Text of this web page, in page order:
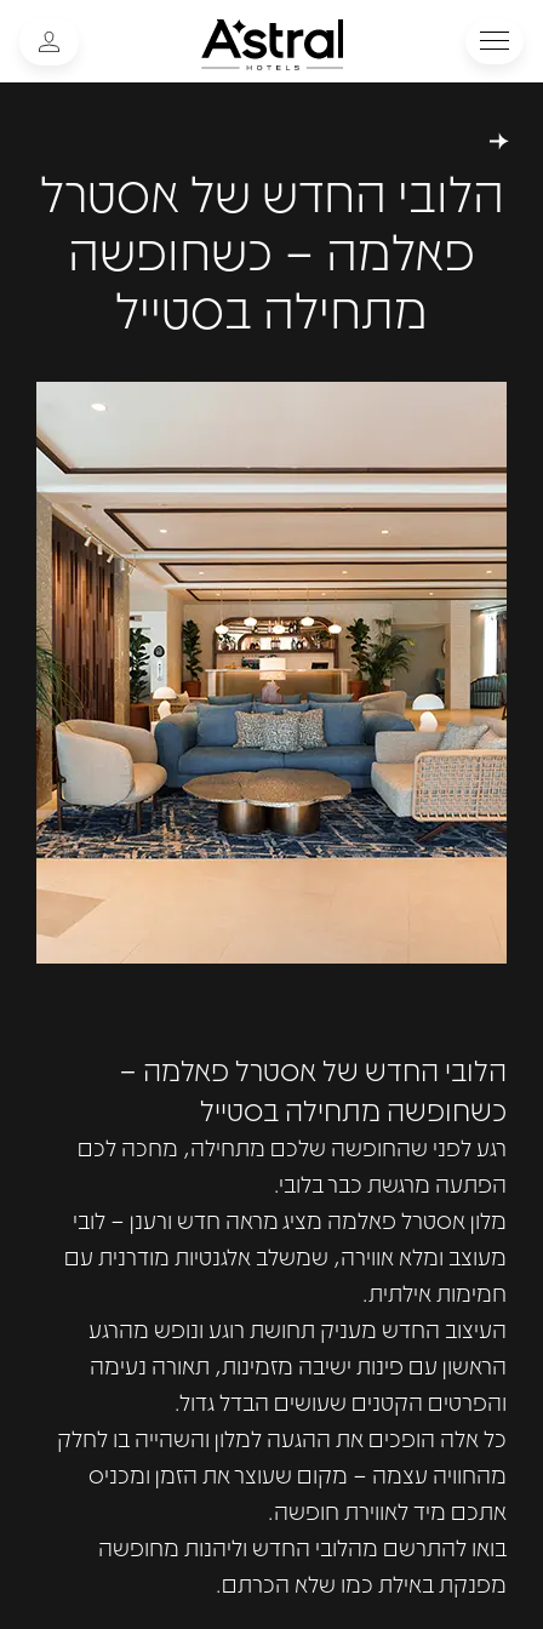
הלובי החדש של אסטרל
פאלמה – כשחופשה
מתחילה בסטייל
הלובי החדש של אסטרל פאלמה –
כשחופשה מתחילה בסטייל
רגע לפני שהחופשה שלכם מתחילה, מחכה לכם
הפתעה מרגשת כבר בלובי.
מלון אסטרל פאלמה מציג מראה חדש ורענן – לובי
מעוצב ומלא אווירה, שמשלב אלגנטיות מודרנית עם
חמימות אילתית.
העיצוב החדש מעניק תחושת רוגע ונופש מהרגע
הראשון עם פינות ישיבה מזמינות, תאורה נעימה
והפרטים הקטנים שעושים הבדל גדול.
כל אלה הופכים את ההגעה למלון והשהייה בו לחלק
מהחוויה עצמה – מקום שעוצר את הזמן ומכניס
אתכם מיד לאווירת חופשה.
בואו להתרשם מהלובי החדש וליהנות מחופשה
מפנקת באילת כמו שלא הכרתם.